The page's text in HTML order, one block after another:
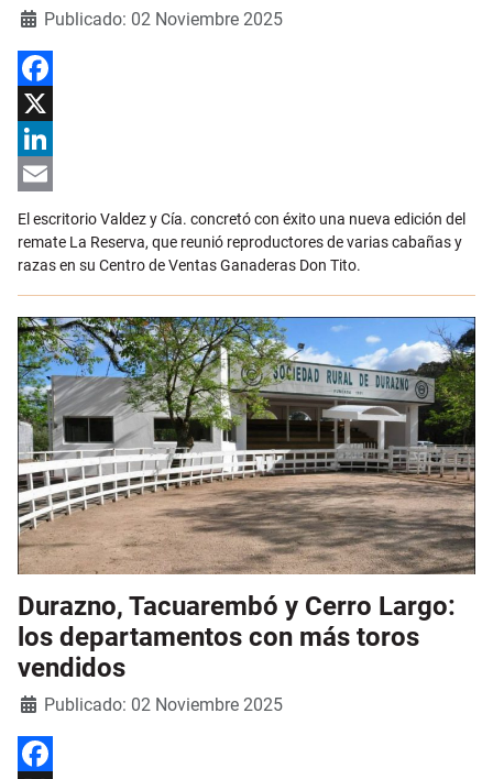
DetallesPublicado: 02 Noviembre 2025
Facebook
X
LinkedIn
Email
El escritorio Valdez y Cía. concretó con éxito una nueva edición del
remate La Reserva, que reunió reproductores de varias cabañas y
razas en su Centro de Ventas Ganaderas Don Tito.
Durazno, Tacuarembó y Cerro Largo:
los departamentos con más toros
vendidos
DetallesPublicado: 02 Noviembre 2025